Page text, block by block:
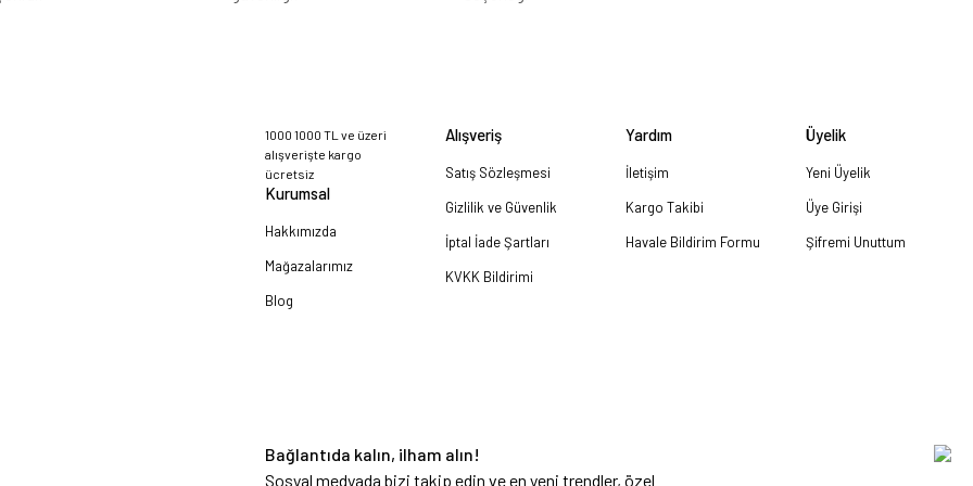
1000 1000 TL ve üzeri
alışverişte kargo
ücretsiz
Kurumsal
Hakkımızda
Mağazalarımız
Blog
Alışveriş
Satış Sözleşmesi
Gizlilik ve Güvenlik
İptal İade Şartları
KVKK Bildirimi
Yardım
İletişim
Kargo Takibi
Havale Bildirim Formu
Üyelik
Yeni Üyelik
Üye Girişi
Şifremi Unuttum
Bağlantıda kalın, ilham alın!
Sosyal medyada bizi takip edin ve en yeni trendler, özel